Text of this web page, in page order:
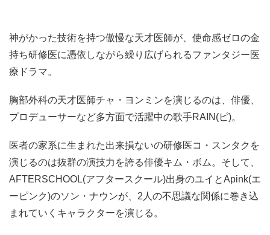
神がかった技術を持つ傲慢な天才医師が、使命感ゼロの金
持ち研修医に憑依しながら繰り広げられるファンタジー医
療ドラマ。
胸部外科の天才医師チャ・ヨンミンを演じるのは、俳優、
プロデューサーなど多方面で活躍中の歌手RAIN(ピ)。
医者の家系に生まれた出来損ないの研修医コ・スンタクを
演じるのは抜群の演技力を誇る俳優キム・ボム。そして、
AFTERSCHOOL(アフタースクール)出身のユイとApink(エ
ーピンク)のソン・ナウンが、2人の不思議な関係に巻き込
まれていくキャラクターを演じる。